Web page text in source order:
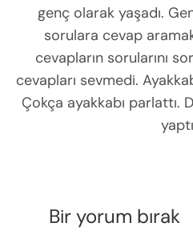
genç olarak yaşadı.
sorulara cevap
cevapların sorularını
cevapları sevmedi.
Çokça ayakkabı parlattı.
Bir yorum bırak